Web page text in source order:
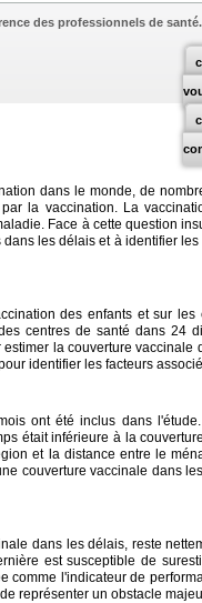
des professionnels de santé.
dans le monde, de
la vaccination. La
Face à cette question
les délais et à identifier
des enfants et sur
centres de santé dans 24
la couverture vaccinale
identifier les facteurs
ont été inclus dans
était inférieure à la
et la distance entre le
couverture vaccinale dans
dans les délais, reste
est susceptible de
comme l'indicateur de
représenter un obstacle